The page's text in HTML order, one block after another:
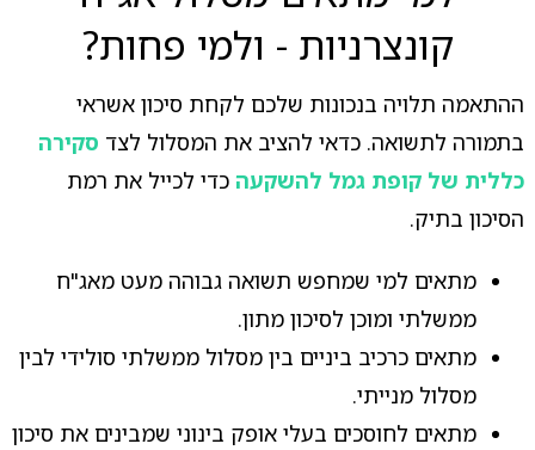
קונצרניות - ולמי פחות?
ההתאמה תלויה בנכונות שלכם לקחת סיכון אשראי
בתמורה לתשואה. כדאי להציב את המסלול לצד סקירה
כללית של קופת גמל להשקעהכדי לכייל את רמת
הסיכון בתיק.
מתאים למי שמחפש תשואה גבוהה מעט מאג"ח
ממשלתי ומוכן לסיכון מתון.
מתאים כרכיב ביניים בין מסלול ממשלתי סולידי לבין
מסלול מנייתי.
מתאים לחוסכים בעלי אופק בינוני שמבינים את סיכון